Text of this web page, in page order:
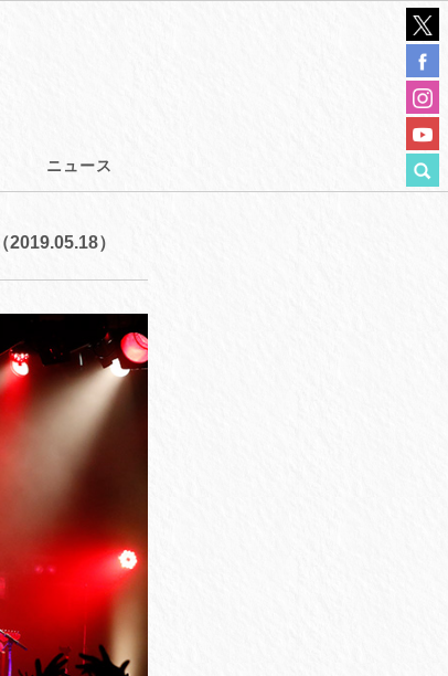
ニュース
（2019.05.18）